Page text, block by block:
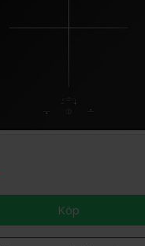
Köp